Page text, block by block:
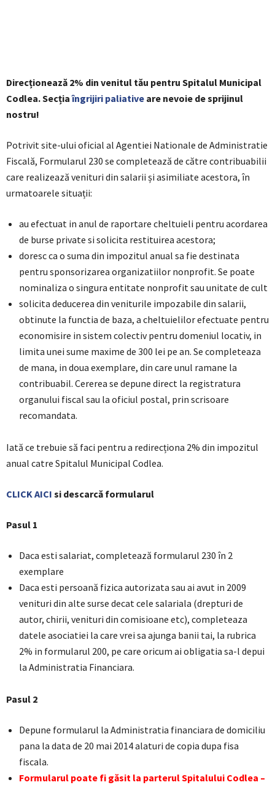
Direcționează 2% din venitul tău pentru Spitalul Municipal
Codlea. Secțiaîngrijiri paliative are nevoie de sprijinul
nostru!
Potrivit site-ului oficial al Agentiei Nationale de Administratie
Fiscală, Formularul 230 se completează de către contribuabilii
care realizează venituri din salarii și asimiliate acestora, în
urmatoarele situații:
au efectuat in anul de raportare cheltuieli pentru acordarea
de burse private si solicita restituirea acestora;
doresc ca o suma din impozitul anual sa fie destinata
pentru sponsorizarea organizatiilor nonprofit. Se poate
nominaliza o singura entitate nonprofit sau unitate de cult
solicita deducerea din veniturile impozabile din salarii,
obtinute la functia de baza, a cheltuielilor efectuate pentru
economisire in sistem colectiv pentru domeniul locativ, in
limita unei sume maxime de 300 lei pe an. Se completeaza
de mana, in doua exemplare, din care unul ramane la
contribuabil. Cererea se depune direct la registratura
organului fiscal sau la oficiul postal, prin scrisoare
recomandata.
Iată ce trebuie să faci pentru a redirecționa 2% din impozitul
anual catre Spitalul Municipal Codlea.
CLICK AICI si descarcă formularul
Pasul 1
Daca esti salariat, completează formularul 230 în 2
exemplare
Daca esti persoană fizica autorizata sau ai avut in 2009
venituri din alte surse decat cele salariala (drepturi de
autor, chirii, venituri din comisioane etc), completeaza
datele asociatiei la care vrei sa ajunga banii tai, la rubrica
2% in formularul 200, pe care oricum ai obligatia sa-l depui
la Administratia Financiara.
Pasul 2
Depune formularul la Administratia financiara de domiciliu
pana la data de 20 mai 2014 alaturi de copia dupa fisa
fiscala.
Formularul poate fi găsit la parterul Spitalului Codlea –